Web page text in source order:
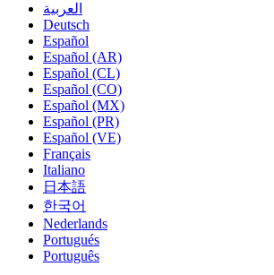
العربية
Deutsch
Español
Español (AR)
Español (CL)
Español (CO)
Español (MX)
Español (PR)
Español (VE)
Français
Italiano
日本語
한국어
Nederlands
Portugués
Português